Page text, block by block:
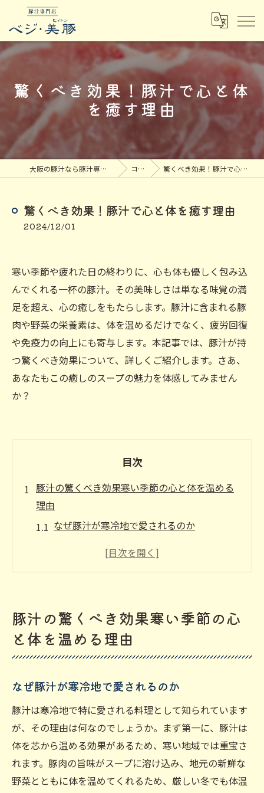
驚くべき効果！豚汁で心と体
を癒す理由
大阪の豚汁なら豚汁専門店ベジ・美豚 コラム 驚くべき効果！豚汁で心と体を癒す理由
驚くべき効果！豚汁で心と体を癒す理由
2024/12/01
寒い季節や疲れた日の終わりに、心も体も優しく包み込
んでくれる一杯の豚汁。その美味しさは単なる味覚の満
足を超え、心の癒しをもたらします。豚汁に含まれる豚
肉や野菜の栄養素は、体を温めるだけでなく、疲労回復
や免疫力の向上にも寄与します。本記事では、豚汁が持
つ驚くべき効果について、詳しくご紹介します。さあ、
あなたもこの癒しのスープの魅力を体感してみません
か？
目次
豚汁の驚くべき効果寒い季節の心と体を温める
理由
なぜ豚汁が寒冷地で愛されるのか
豚汁で心を温める秘訣とは
豚汁の香りがもたらすリラクゼーション効
果
疲労回復に効く豚汁その秘密とは
豚汁の栄養素で疲労を和らげる
疲れた体に嬉しい豚汁の効果
豚汁と疲労回復の科学的関連
豚汁のタンパク質が疲れた筋肉を助ける
豚汁を食べて、エネルギーをチャージ
一日の終わりに最適な豚汁のレシピ
豚汁の驚くべき効果寒い季節の心
と体を温める理由
なぜ豚汁が寒冷地で愛されるのか
豚汁は寒冷地で特に愛される料理として知られています
が、その理由は何なのでしょうか。まず第一に、豚汁は
体を芯から温める効果があるため、寒い地域では重宝さ
れます。豚肉の旨味がスープに溶け込み、地元の新鮮な
野菜とともに体を温めてくれるため、厳しい冬でも体温